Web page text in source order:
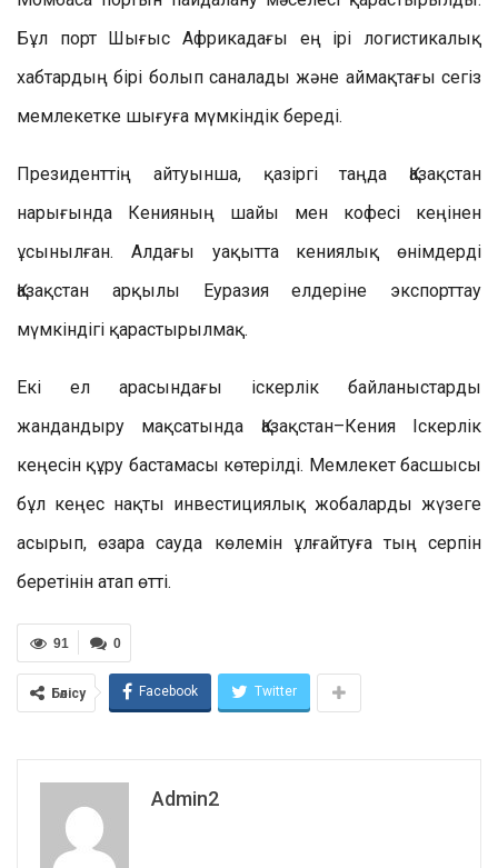
Бұл порт Шығыс Африкадағы ең ірі логистикалық
хабтардың бірі болып саналады және аймақтағы сегіз
мемлекетке шығуға мүмкіндік береді.
Президенттің айтуынша, қазіргі таңда Қазақстан
нарығында Кенияның шайы мен кофесі кеңінен
ұсынылған. Алдағы уақытта кениялық өнімдерді
Қазақстан арқылы Еуразия елдеріне экспорттау
мүмкіндігі қарастырылмақ.
Екі ел арасындағы іскерлік байланыстарды
жандандыру мақсатында Қазақстан–Кения Іскерлік
кеңесін құру бастамасы көтерілді. Мемлекет басшысы
бұл кеңес нақты инвестициялық жобаларды жүзеге
асырып, өзара сауда көлемін ұлғайтуға тың серпін
беретінін атап өтті.
0
91
Бөлісу Facebook Twitter
Admin2